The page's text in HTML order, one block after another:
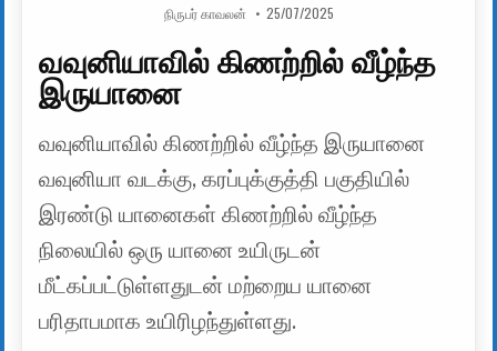
AUTHOR:
நிருபர் காவலன் PUBLISHED DATE:
25/07/2025
வவுனியாவில் கிணற்றில் வீழ்ந்த
இருயானை
வவுனியாவில் கிணற்றில் வீழ்ந்த இருயானை
வவுனியா வடக்கு, கரப்புக்குத்தி பகுதியில்
இரண்டு யானைகள் கிணற்றில் வீழ்ந்த
நிலையில் ஒரு யானை உயிருடன்
மீட்கப்பட்டுள்ளதுடன் மற்றைய யானை
பரிதாபமாக உயிரிழந்துள்ளது.